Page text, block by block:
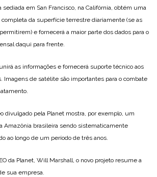
sediada em San Francisco, na Califórnia, obtém uma
completa da superfície terrestre diariamente (se as
e fornecerá a maior parte dos dados para o
daqui para frente.
as informações e fornecerá suporte técnico aos
Imagens de satélite são importantes para o combate
divulgado pela Planet mostra, por exemplo, um
Amazônia brasileira sendo sistematicamente
ao longo de um período de três anos.
da Planet, Will Marshall, o novo projeto resume a
sua empresa.